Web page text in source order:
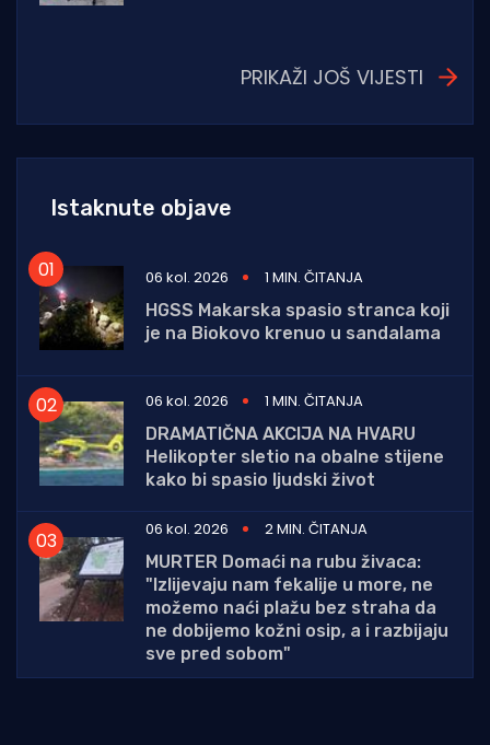
PRIKAŽI JOŠ VIJESTI
Istaknute objave
06 kol. 2026
1 MIN. ČITANJA
HGSS Makarska spasio stranca koji
je na Biokovo krenuo u sandalama
06 kol. 2026
1 MIN. ČITANJA
DRAMATIČNA AKCIJA NA HVARU
Helikopter sletio na obalne stijene
kako bi spasio ljudski život
06 kol. 2026
2 MIN. ČITANJA
MURTER Domaći na rubu živaca:
"Izlijevaju nam fekalije u more, ne
možemo naći plažu bez straha da
ne dobijemo kožni osip, a i razbijaju
sve pred sobom"